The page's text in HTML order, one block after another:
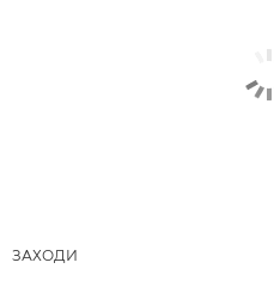
ЗАХОДИ